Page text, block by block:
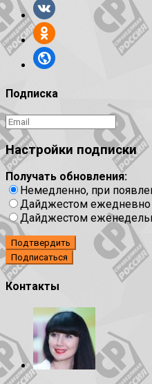
Подписка
Настройки подписки
Получать обновления:
Немедленно, при
Дайджестом ежедневно
Дайджестом
Подтвердить
Контакты